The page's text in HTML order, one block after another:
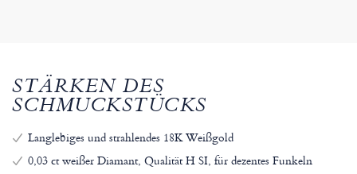
STÄRKEN DES
SCHMUCKSTÜCKS
Langlebiges und strahlendes 18K Weißgold
0,03 ct weißer Diamant, Qualität H SI, für dezentes Funkeln